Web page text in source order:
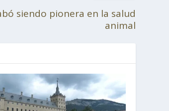
siendo pionera en la salud
animal